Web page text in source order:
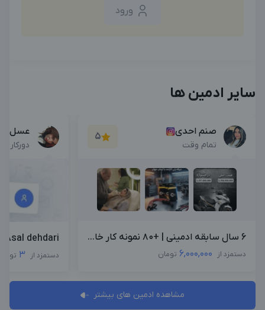
ورود
سایر ادمین ها
صنم احدی
تمام وقت
5
6 سال سابقه ادمینی | +۸۰ نمونه کار خا...
دستمزد از 6,000,000 تومان
عسل
دورکاری
Asal dehdari
دستمزد از 3
مشاهده ادمین های بیشتر